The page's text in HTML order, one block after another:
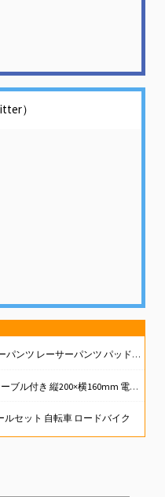
）
パッド付 サイクリングウェア ロードバイク 自転車
スト自転車 ママチャリ ロードバイク 駐輪場 通勤用 地球ロック 頑丈 盗難防止 鍵3本付き
ルセット 自転車 ロードバイク